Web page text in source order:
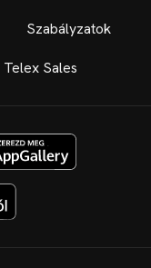
Szabályzatok
Telex Sales